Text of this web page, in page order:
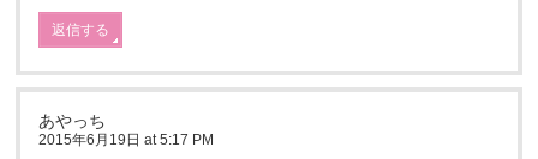
返信する
あやっち
2015年6月19日 at 5:17 PM